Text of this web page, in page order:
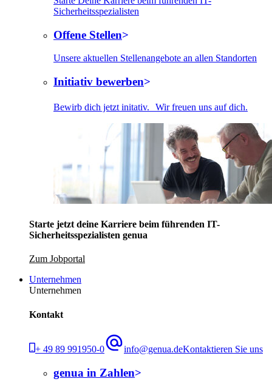
Sicherheitsspezialisten
Offene Stellen
Unsere aktuellen Stellenangebote an allen Standorten
Initiativ bewerben
Bewirb dich jetzt initativ. Wir freuen uns auf dich.
Starte jetzt deine Karriere beim führenden IT-
Sicherheitsspezialisten genua
Zum Jobportal
Unternehmen
Unternehmen
Kontakt
+ 49 89 991950-0 info@genua.deKontaktieren Sie uns
genua in Zahlen